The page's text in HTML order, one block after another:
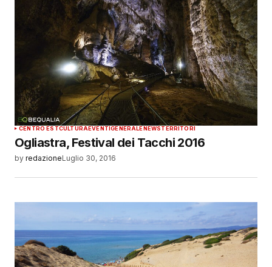
CENTRO ESTCULTURAEVENTIGENERALENEWSTERRITORI
Ogliastra, Festival dei Tacchi 2016
by redazioneLuglio 30, 2016